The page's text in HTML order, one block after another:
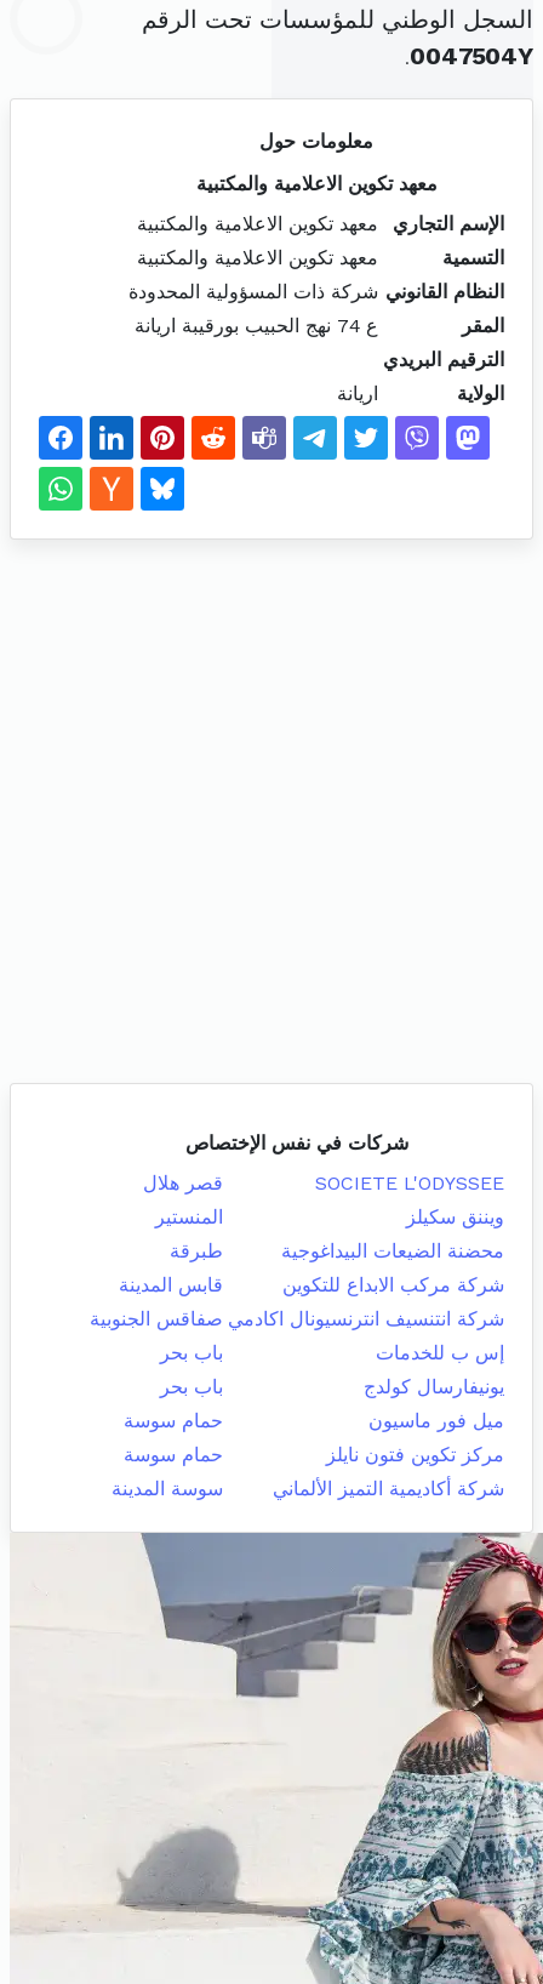
السجل الوطني للمؤسسات تحت الرقم
0047504Y
.
معلومات حول
معهد تكوين الاعلامية والمكتبية
الإسم التجاري
معهد تكوين الاعلامية والمكتبية
التسمية
معهد تكوين الاعلامية والمكتبية
النظام القانوني شركة ذات المسؤولية المحدودة
المقر
ع 74 نهج الحبيب بورقيبة اريانة
الترقيم البريدي
الولاية
اريانة
شركات في نفس الإختصاص
SOCIETE L'ODYSSEE
قصر هلال
ويننق سكيلز
المنستير
محضنة الضيعات البيداغوجية
طبرقة
شركة مركب الابداع للتكوين
قابس المدينة
شركة انتنسيف انترنسيونال اكادمي صفاقس الجنوبية
إس ب للخدمات
باب بحر
يونيفارسال كولدج
باب بحر
ميل فور ماسيون
حمام سوسة
مركز تكوين فتون نايلز
حمام سوسة
شركة أكاديمية التميز الألماني
سوسة المدينة